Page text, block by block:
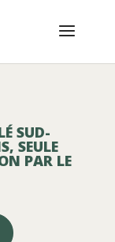
SUD-
SEULE
PAR LE